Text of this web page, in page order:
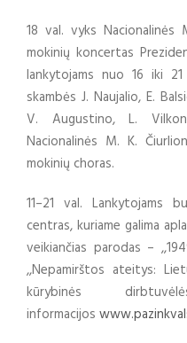
18 val. vyks Nacionalinės
mokinių koncertas
lankytojams nuo 16 iki
skambės J. Naujalio, E.
V. Augustino, L.
Nacionalinės M. K.
mokinių choras.
11–21 val. Lankytojams
centras, kuriame galima
veikiančias parodas –
,,Nepamirštos ateitys:
kūrybinės
informacijos